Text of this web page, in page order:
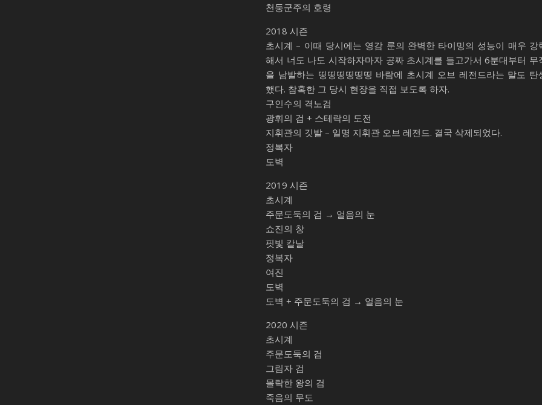
천둥군주의 호령
2018 시즌
초시계 – 이때 당시에는 영감 룬의 완벽한 타이밍의 성능이 매우 강
해서 너도 나도 시작하자마자 공짜 초시계를 들고가서 6분대부터 무
을 남발하는 띵띵띵띵띵띵 바람에 초시계 오브 레전드라는 말도 탄
했다. 참혹한 그 당시 현장을 직접 보도록 하자.
구인수의 격노검
광휘의 검 + 스테락의 도전
지휘관의 깃발 – 일명 지휘관 오브 레전드. 결국 삭제되었다.
정복자
도벽
2019 시즌
초시계
주문도둑의 검 → 얼음의 눈
쇼진의 창
핏빛 칼날
정복자
여진
도벽
도벽 + 주문도둑의 검 → 얼음의 눈
2020 시즌
초시계
주문도둑의 검
그림자 검
몰락한 왕의 검
죽음의 무도